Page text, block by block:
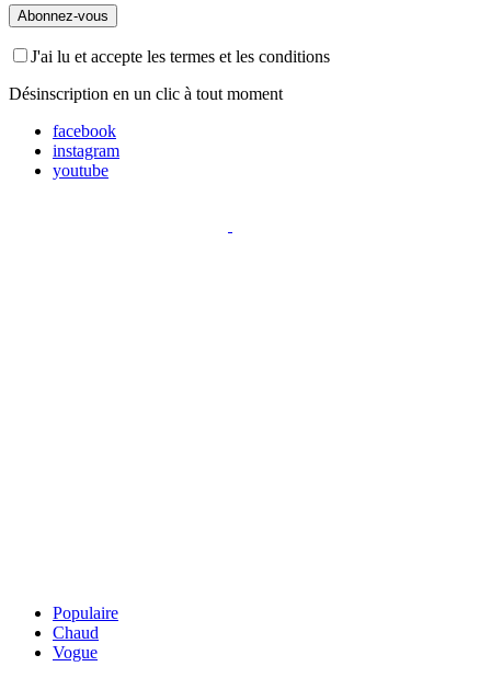
J'ai lu et accepte les termes et les conditions
Désinscription en un clic à tout moment
facebook
instagram
youtube
Populaire
Chaud
Vogue